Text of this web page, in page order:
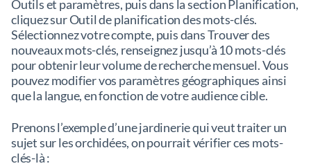
Outils et paramètres, puis dans la section Planification,
cliquez sur Outil de planification des mots-clés.
Sélectionnez votre compte, puis dans Trouver des
nouveaux mots-clés, renseignez jusqu’à 10 mots-clés
pour obtenir leur volume de recherche mensuel. Vous
pouvez modifier vos paramètres géographiques ainsi
que la langue, en fonction de votre audience cible.
Prenons l’exemple d’une jardinerie qui veut traiter un
sujet sur les orchidées, on pourrait vérifier ces mots-
clés-là :